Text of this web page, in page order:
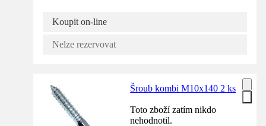
Koupit on-line
Nelze rezervovat
Šroub kombi M10x140 2 ks
Toto zboží zatím nikdo
nehodnotil.